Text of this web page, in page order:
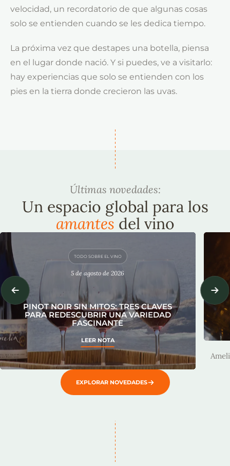
velocidad, un recordatorio de que algunas cosas
solo se entienden cuando se les dedica tiempo.
La próxima vez que destapes una botella, piensa
en el lugar donde nació. Y si puedes, ve a visitarlo:
hay experiencias que solo se entienden con los
pies en la tierra donde crecieron las uvas.
Últimas novedades:
Un espacio global para los
amantes del vino
TODO SOBRE EL VINO
5 de agosto de 2026
PINOT NOIR SIN MITOS: TRES CLAVES
PARA REDESCUBRIR UNA VARIEDAD
FASCINANTE
LEER NOTA
EXPLORAR NOVEDADES